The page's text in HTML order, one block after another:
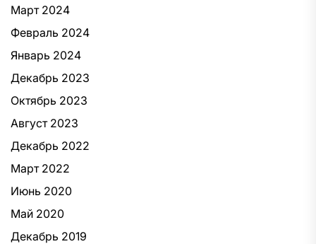
Март 2024
Февраль 2024
Январь 2024
Декабрь 2023
Октябрь 2023
Август 2023
Декабрь 2022
Март 2022
Июнь 2020
Май 2020
Декабрь 2019